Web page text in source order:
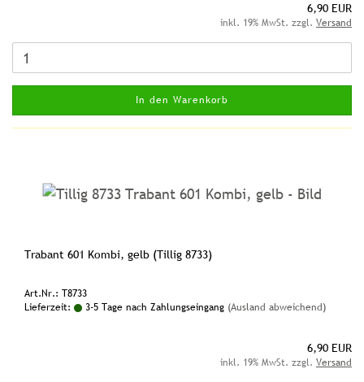
6,90 EUR
inkl. 19% MwSt. zzgl. Versand
In den Warenkorb
Trabant 601 Kombi, gelb (Tillig 8733)
Art.Nr.: T8733
Lieferzeit:
3-5 Tage nach Zahlungseingang (Ausland abweichend)
6,90 EUR
inkl. 19% MwSt. zzgl. Versand